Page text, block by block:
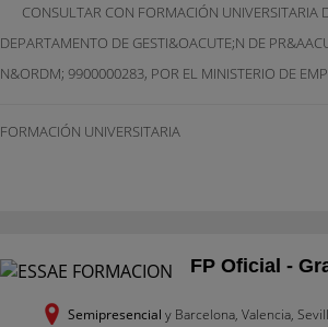
CONSULTAR CON FORMACIÓN UNIVERSITARIA
DEPARTAMENTO DE GESTI&OACUTE;N DE
N&ORDM; 9900000283, POR EL MINISTERIO DE
FORMACIÓN UNIVERSITARIA
FP Oficial -
Semipresencial y Barcelona, Valencia,